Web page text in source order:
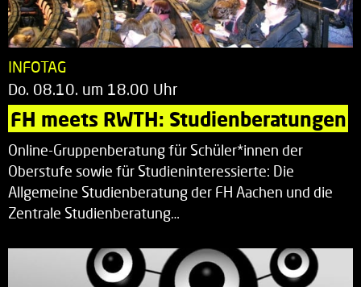
INFOTAG
Do. 08.10. um 18.00 Uhr
FH meets RWTH: Studienberatungen
Online-Gruppenberatung für Schüler*innen der
Oberstufe sowie für Studieninteressierte: Die
Allgemeine Studienberatung der FH Aachen und die
Zentrale Studienberatung…